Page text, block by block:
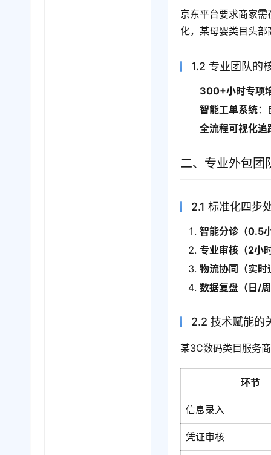
京东平台要求商家需
化，某母婴类目头
1.2 专业团队的
300+小时专项
智能工单系统
全流程可视化追
二、专业外包团
2.1 标准化四步
智能分诊（0.5
专业审核（2小
物流协同（实时
数据复盘（日/
2.2 技术赋能的
某3C数码类目服务
环节
信息录入
凭证审核